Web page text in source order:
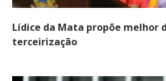
Lídice da Mata propõe melhor
terceirização